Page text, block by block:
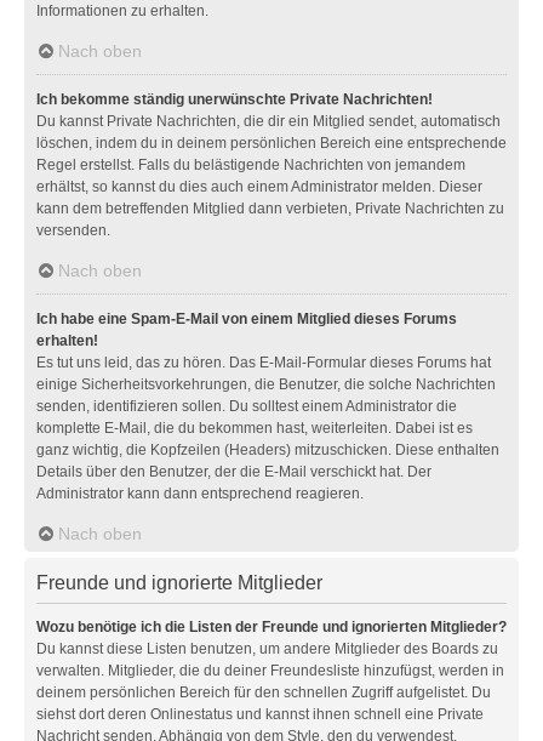
Informationen zu erhalten.
Nach oben
Ich bekomme ständig unerwünschte Private Nachrichten!
Du kannst Private Nachrichten, die dir ein Mitglied sendet, automatisch
löschen, indem du in deinem persönlichen Bereich eine entsprechende
Regel erstellst. Falls du belästigende Nachrichten von jemandem
erhältst, so kannst du dies auch einem Administrator melden. Dieser
kann dem betreffenden Mitglied dann verbieten, Private Nachrichten zu
versenden.
Nach oben
Ich habe eine Spam-E-Mail von einem Mitglied dieses Forums
erhalten!
Es tut uns leid, das zu hören. Das E-Mail-Formular dieses Forums hat
einige Sicherheitsvorkehrungen, die Benutzer, die solche Nachrichten
senden, identifizieren sollen. Du solltest einem Administrator die
komplette E-Mail, die du bekommen hast, weiterleiten. Dabei ist es
ganz wichtig, die Kopfzeilen (Headers) mitzuschicken. Diese enthalten
Details über den Benutzer, der die E-Mail verschickt hat. Der
Administrator kann dann entsprechend reagieren.
Nach oben
Freunde und ignorierte Mitglieder
Wozu benötige ich die Listen der Freunde und ignorierten Mitglieder?
Du kannst diese Listen benutzen, um andere Mitglieder des Boards zu
verwalten. Mitglieder, die du deiner Freundesliste hinzufügst, werden in
deinem persönlichen Bereich für den schnellen Zugriff aufgelistet. Du
siehst dort deren Onlinestatus und kannst ihnen schnell eine Private
Nachricht senden. Abhängig von dem Style, den du verwendest,